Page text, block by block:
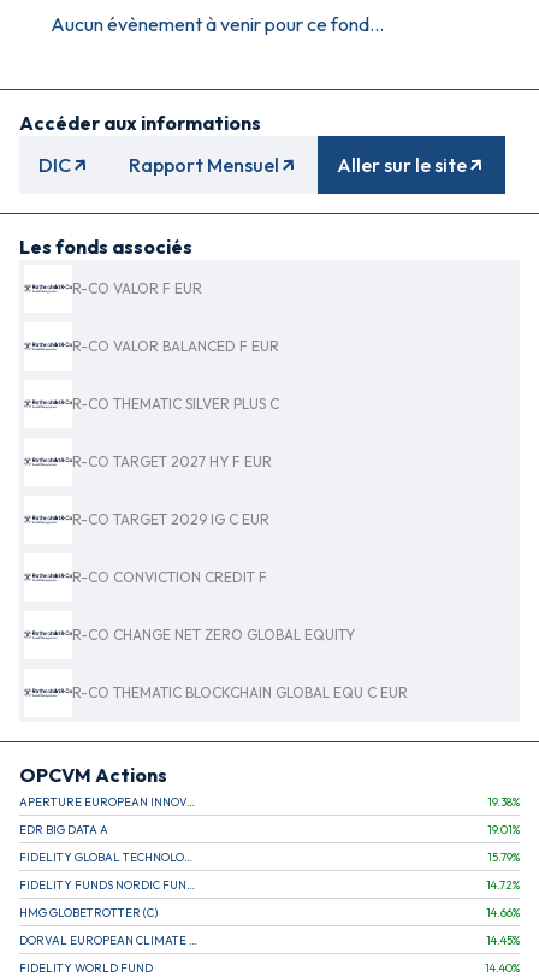
Aucun évènement à venir pour ce fond...
Accéder aux informations
DIC
Rapport Mensuel Aller sur le site
Les fonds associés
R-CO VALOR F EUR
R-CO VALOR BALANCED F EUR
R-CO THEMATIC SILVER PLUS C
R-CO TARGET 2027 HY F EUR
R-CO TARGET 2029 IG C EUR
R-CO CONVICTION CREDIT F
R-CO CHANGE NET ZERO GLOBAL EQUITY
R-CO THEMATIC BLOCKCHAIN GLOBAL EQU C EUR
OPCVM Actions
APERTURE EUROPEAN INNOVATION 19.38%
EDR BIG DATA A
19.01%
15.79%
14.72%
HMG GLOBETROTTER (C)
14.66%
14.45%
FIDELITY WORLD FUND
14.40%